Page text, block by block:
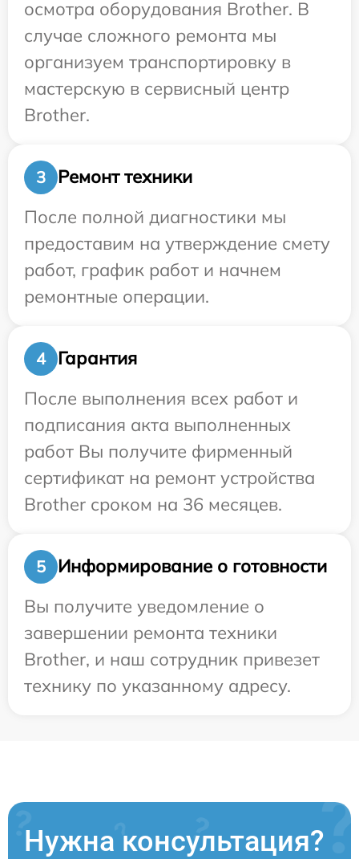
осмотра оборудования Brother. В
случае сложного ремонта мы
организуем транспортировку в
мастерскую в сервисный центр
Brother.
3
Ремонт техники
После полной диагностики мы
предоставим на утверждение смету
работ, график работ и начнем
ремонтные операции.
4
Гарантия
После выполнения всех работ и
подписания акта выполненных
работ Вы получите фирменный
сертификат на ремонт устройства
Brother сроком на 36 месяцев.
5
Информирование о готовности
Вы получите уведомление о
завершении ремонта техники
Brother, и наш сотрудник привезет
технику по указанному адресу.
Нужна консультация?